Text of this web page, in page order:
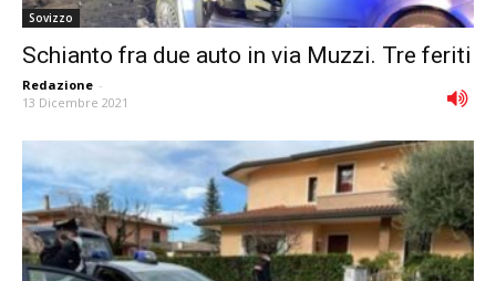
Sovizzo
Schianto fra due auto in via Muzzi. Tre feriti
Redazione -
13 Dicembre 2021